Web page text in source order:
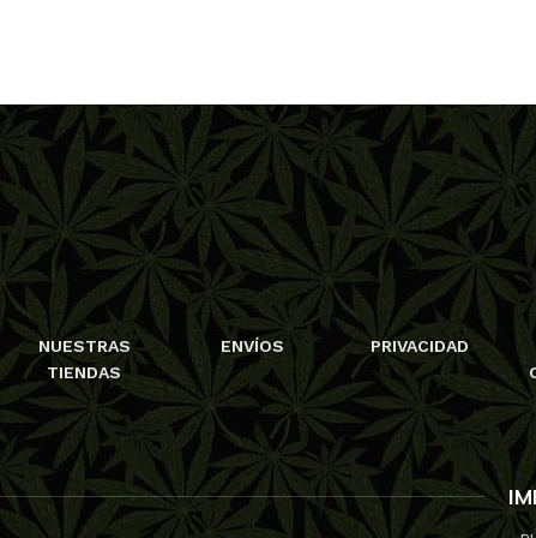
NUESTRAS
TIENDAS
ENVÍOS PRIVACIDAD